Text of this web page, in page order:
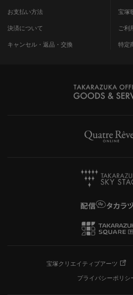
お支払い方法
決済について
キャンセル・返品・交換
宝塚
ご利
特定
宝塚クリエイティブアーツ
プライバシーポリシ